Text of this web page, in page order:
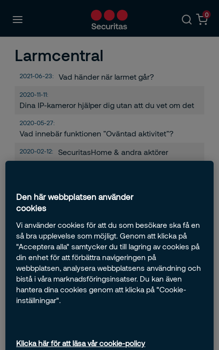
0
Larmcentral
2021-06-23: Vad händer när larmet går?
2020-11-11:
Dina IP-kameror hjälper dig utan att du vet om det
2020-05-27:
Vad innebär funktionen ”Oväntad aktivitet”?
2020-02-12: SecuritasHome & andra aktörer
2021-06-23 00:00 Mathias
Vad händer när larmet går?
Du har precis satt dig i ett viktigt möte på jobbet och
ställt in din telefon på ljudlöst läge...
Den här webbplatsen använder
cookies
Vi använder cookies för att du som besökare ska få en
så bra upplevelse som möjligt. Genom att klicka på
"Acceptera alla" samtycker du till lagring av cookies på
din enhet för att förbättra navigeringen på
webbplatsen, analysera webbplatsens användning och
bistå i våra marknadsföringsinsatser. Du kan även
hantera dina cookies genom att klicka på "Cookie-
inställningar".
Klicka här för att läsa vår cookie-policy